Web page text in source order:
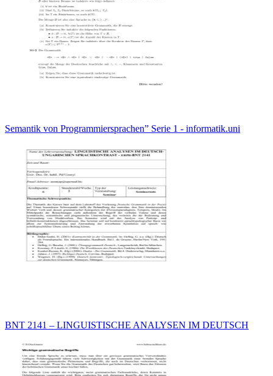
Semantik von Programmiersprachen” Serie 1 - informatik.uni
BNT 2141 – LINGUISTISCHE ANALYSEN IM DEUTSCH